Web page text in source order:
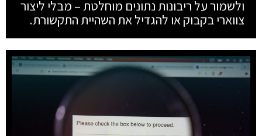
ולשמור על ריבונות נתונים מוחלטת – מבלי ליצור
צווארי בקבוק או להגדיל את השהיית התקשורת.